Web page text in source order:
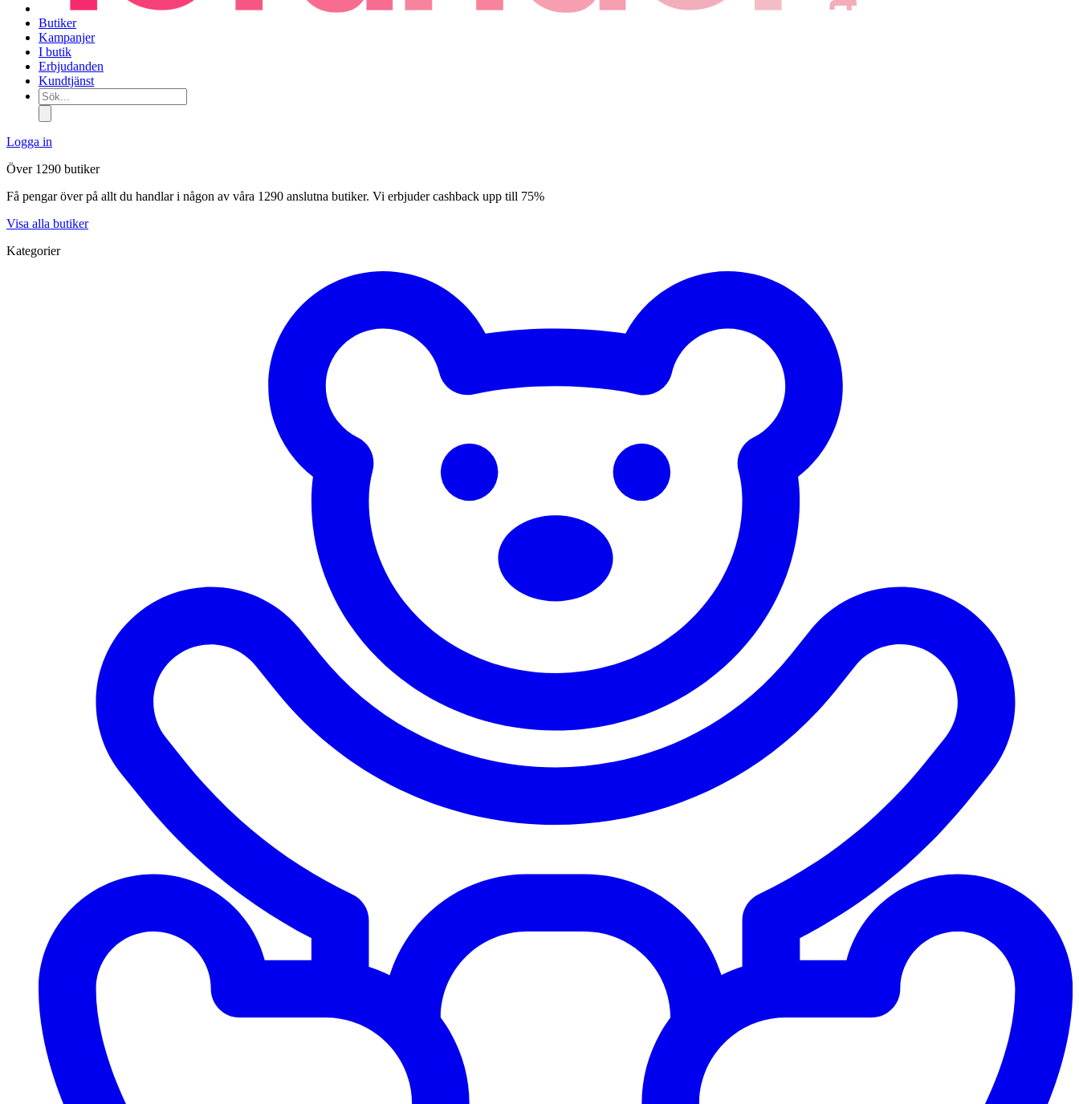
Butiker
Kampanjer
I butik
Erbjudanden
Kundtjänst
Sök...
Logga in
Över 1290 butiker
Få pengar över på allt du handlar i någon av våra 1290 anslutna butiker. Vi erbjuder cashback upp till 75%
Visa alla butiker
Kategorier